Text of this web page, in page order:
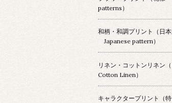
patterns）
和柄・和調プリント（日
Japanese pattern）
リネン・コットンリネン
Cotton Linen）
キャラクタープリント（